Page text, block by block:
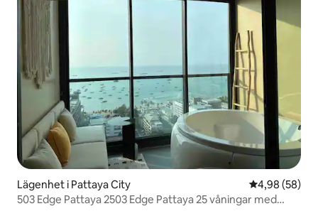
Lägenhet i Pattaya City 4,98 av 5 i
4,98 (58)
503 Edge Pattaya 2503 Edge Pattaya 25 våningar med